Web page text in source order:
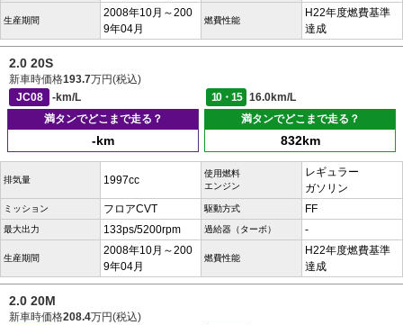
生産期間
2008年10月～200
9年04月
燃費性能
H22年度燃費基準
達成
2.0 20S
新車時価格193.7万円(税込)
JC08
-km/L 10・15
16.0km/L
満タンでどこまで走る？
-km
満タンでどこまで走る？
832km
排気量 1997cc
使用燃料
エンジン
レギュラー
ガソリン
ミッション フロアCVT 駆動方式 FF
最大出力 133ps/5200rpm 過給器（ターボ） -
生産期間
2008年10月～200
9年04月
燃費性能
H22年度燃費基準
達成
2.0 20M
新車時価格208.4万円(税込)